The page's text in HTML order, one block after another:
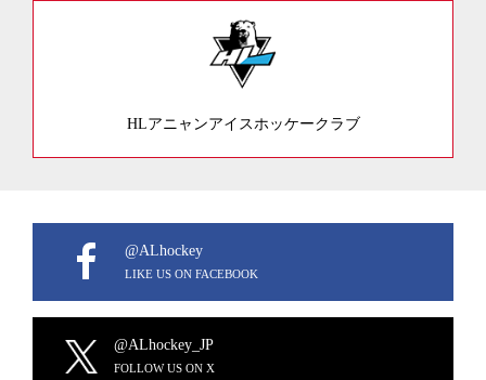
HLアニャンアイスホッケークラブ
@ALhockey
LIKE US ON FACEBOOK
@ALhockey_JP
FOLLOW US ON X